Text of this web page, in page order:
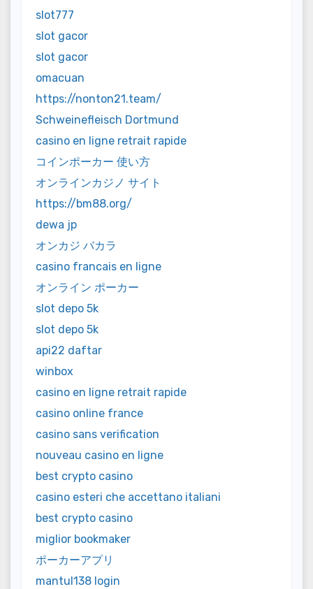
slot777
slot gacor
slot gacor
omacuan
https://nonton21.team/
Schweinefleisch Dortmund
casino en ligne retrait rapide
コインポーカー 使い方
オンラインカジノ サイト
https://bm88.org/
dewa jp
オンカジ バカラ
casino francais en ligne
オンライン ポーカー
slot depo 5k
slot depo 5k
api22 daftar
winbox
casino en ligne retrait rapide
casino online france
casino sans verification
nouveau casino en ligne
best crypto casino
casino esteri che accettano italiani
best crypto casino
miglior bookmaker
ポーカーアプリ
mantul138 login